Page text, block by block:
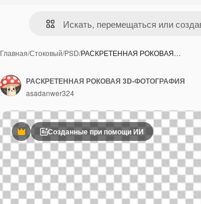
Главная/Стоковый/PSD/РАСКРЕТЕННАЯ РОКОВАЯ…
ПремиумСозданные при помощи ИИ
РАСКРЕТЕННАЯ РОКОВАЯ 3D-ФОТОГРАФИЯ
asadanwer324